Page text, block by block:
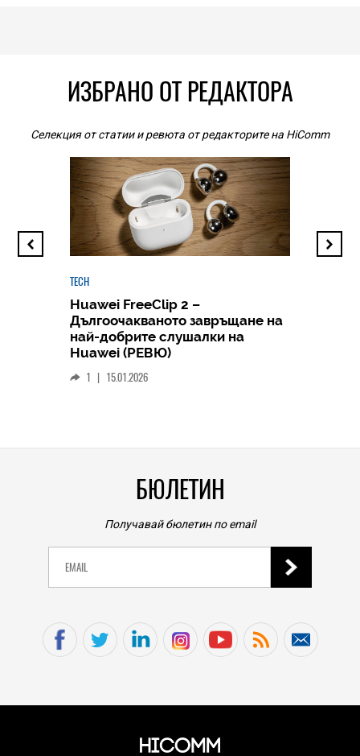
ИЗБРАНО ОТ РЕДАКТОРА
Селекция от статии и ревюта от редакторите на HiComm
TECH
Huawei FreeClip 2 –
Дългоочакваното завръщане на
най-добрите слушалки на
Huawei (РЕВЮ)
1 | 15.01.2026
БЮЛЕТИН
Получавай бюлетин по email